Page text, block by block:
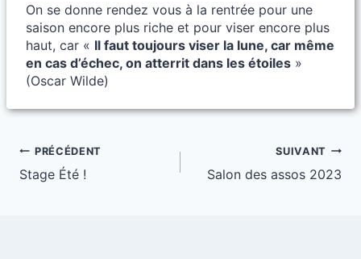
On se donne rendez vous à la rentrée pour une
saison encore plus riche et pour viser encore plus
haut, car « Il faut toujours viser la lune, car même
en cas d’échec, on atterrit dans les étoiles »
(Oscar Wilde)
Navigation
de
PRÉCÉDENT
Stage Été !
SUIVANT
Salon des assos 2023